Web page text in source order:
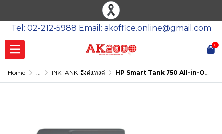
Tel: 02-212-5988 Email: akoffice.online@gmail.com
0
Home ... INKTANK-อิงค์แทงค์ HP Smart Tank 750 All-in-One